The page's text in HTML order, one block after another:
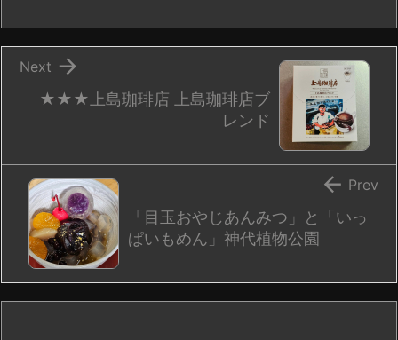
★★★上島珈琲店 上島珈琲店ブ
レンド

Next
「目玉おやじあんみつ」と「いっ
ぱいもめん」神代植物公園
 Prev